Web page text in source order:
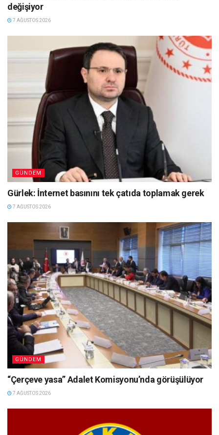
değişiyor
7 AĞUSTOS 2026
GÜNDEM
Gürlek: İnternet basınını tek çatıda toplamak gerek
7 AĞUSTOS 2026
GÜNDEM
“Çerçeve yasa” Adalet Komisyonu’nda görüşülüyor
7 AĞUSTOS 2026